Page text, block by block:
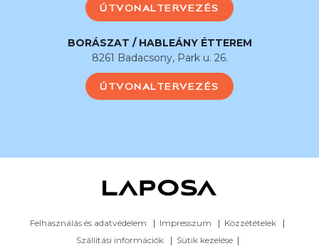
ÚTVONALTERVEZÉS
BORÁSZAT / HABLEÁNY ÉTTEREM
8261 Badacsony, Park u. 26.
ÚTVONALTERVEZÉS
Felhasználás és adatvédelem Impresszum
Közzétételek
Szállítási információk
Sütik kezelése